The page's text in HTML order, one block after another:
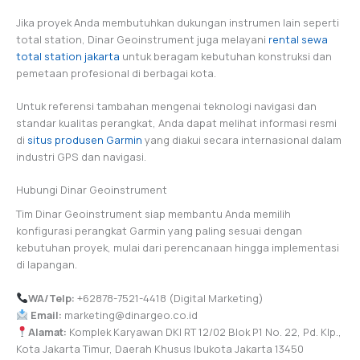
Jika proyek Anda membutuhkan dukungan instrumen lain seperti
total station, Dinar Geoinstrument juga melayani rental sewa
total station jakarta untuk beragam kebutuhan konstruksi dan
pemetaan profesional di berbagai kota.
Untuk referensi tambahan mengenai teknologi navigasi dan
standar kualitas perangkat, Anda dapat melihat informasi resmi
di situs produsen Garmin yang diakui secara internasional dalam
industri GPS dan navigasi.
Hubungi Dinar Geoinstrument
Tim Dinar Geoinstrument siap membantu Anda memilih
konfigurasi perangkat Garmin yang paling sesuai dengan
kebutuhan proyek, mulai dari perencanaan hingga implementasi
di lapangan.
WA/Telp: +62878-7521-4418 (Digital Marketing)
Email: marketing@dinargeo.co.id
Alamat: Komplek Karyawan DKI RT 12/02 Blok P1 No. 22, Pd. Klp.,
Kota Jakarta Timur, Daerah Khusus Ibukota Jakarta 13450